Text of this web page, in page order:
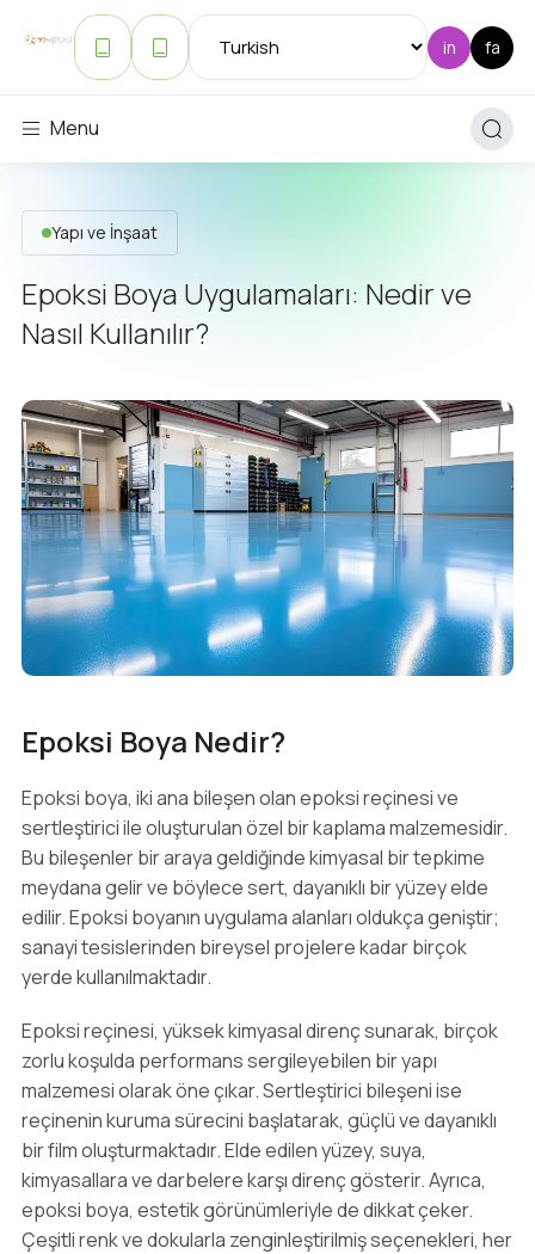
Menu
Yapı ve İnşaat
Epoksi Boya Uygulamaları: Nedir ve
Nasıl Kullanılır?
Epoksi Boya Nedir?
Epoksi boya, iki ana bileşen olan epoksi reçinesi ve
sertleştirici ile oluşturulan özel bir kaplama malzemesidir.
Bu bileşenler bir araya geldiğinde kimyasal bir tepkime
meydana gelir ve böylece sert, dayanıklı bir yüzey elde
edilir. Epoksi boyanın uygulama alanları oldukça geniştir;
sanayi tesislerinden bireysel projelere kadar birçok
yerde kullanılmaktadır.
Epoksi reçinesi, yüksek kimyasal direnç sunarak, birçok
zorlu koşulda performans sergileyebilen bir yapı
malzemesi olarak öne çıkar. Sertleştirici bileşeni ise
reçinenin kuruma sürecini başlatarak, güçlü ve dayanıklı
bir film oluşturmaktadır. Elde edilen yüzey, suya,
kimyasallara ve darbelere karşı direnç gösterir. Ayrıca,
epoksi boya, estetik görünümleriyle de dikkat çeker.
Çeşitli renk ve dokularla zenginleştirilmiş seçenekleri, her